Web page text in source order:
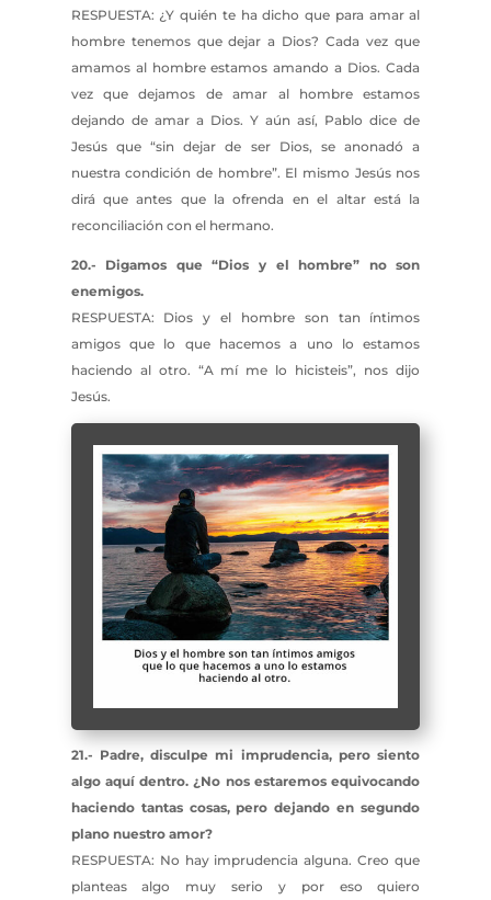
RESPUESTA: ¿Y quién te ha dicho que para amar al
hombre tenemos que dejar a Dios? Cada vez que
amamos al hombre estamos amando a Dios. Cada
vez que dejamos de amar al hombre estamos
dejando de amar a Dios. Y aún así, Pablo dice de
Jesús que “sin dejar de ser Dios, se anonadó a
nuestra condición de hombre”. El mismo Jesús nos
dirá que antes que la ofrenda en el altar está la
reconciliación con el hermano.
20.- Digamos que “Dios y el hombre” no son
enemigos.
RESPUESTA: Dios y el hombre son tan íntimos
amigos que lo que hacemos a uno lo estamos
haciendo al otro. “A mí me lo hicisteis”, nos dijo
Jesús.
21.- Padre, disculpe mi imprudencia, pero siento
algo aquí dentro. ¿No nos estaremos equivocando
haciendo tantas cosas, pero dejando en segundo
plano nuestro amor?
RESPUESTA: No hay imprudencia alguna. Creo que
planteas algo muy serio y por eso quiero